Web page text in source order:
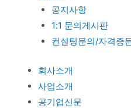
공지사항
1:1 문의게시판
컨설팅문의/자격증
회사소개
사업소개
공기업신문